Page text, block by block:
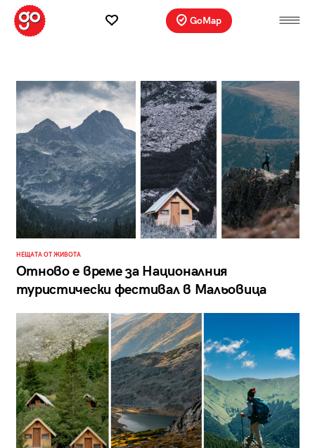
GoMap
НЕЩАТА ОТ ЖИВОТА
Отново е време за Националния
туристически фестивал в Мальовица